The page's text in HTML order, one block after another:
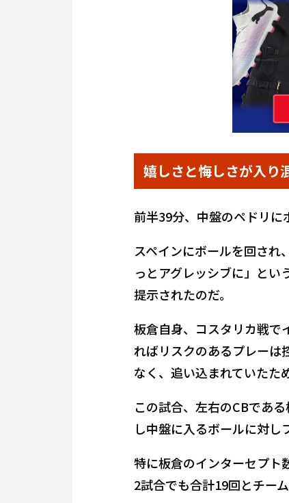
嬉しさと悔しさが入り
前半39分、中盤のペドリに
スペインにボールを回され
っとアグレッシブに」とい
提示されたのだ。
板倉自身、コスタリカ戦で
ればリスクのあるプレーは
なく、追い込まれていたた
この試合、左右のCBであ
し中盤に入るボールに対し
特に板倉のインターセプト
2試合でも合計19回とチー